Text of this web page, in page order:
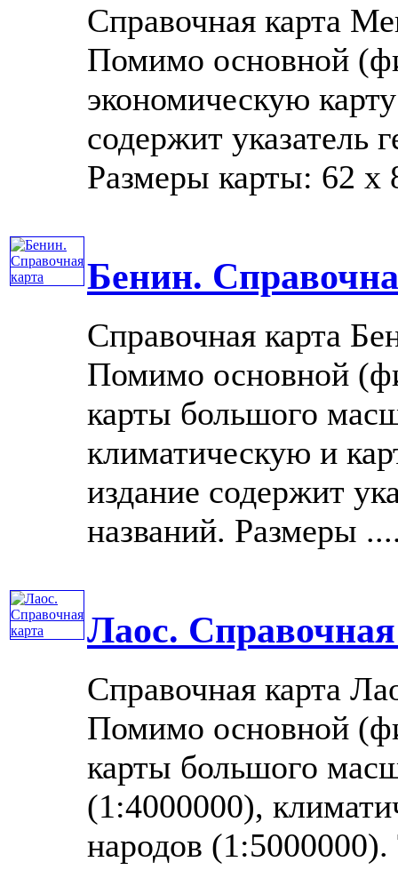
Справочная карта
Помимо основной
экономическую
содержит указатель
Размеры карты: 62 x
Бенин.
Справочная карта
Помимо основной
карты большого
климатическую и
издание содержит
названий. Размеры
Лаос.
Справочная карта
Помимо основной
карты большого
(1:4000000),
народов